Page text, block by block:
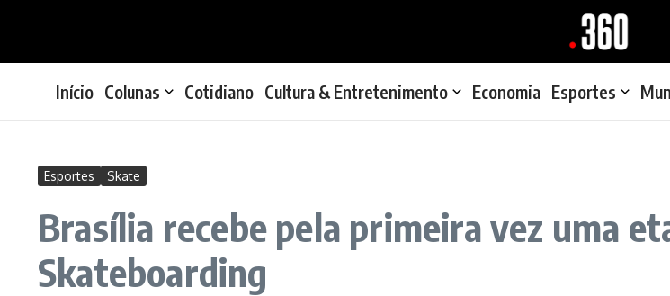
Início Colunas Cotidiano Cultura & Entretenimento Economia Esportes
Esportes Skate
Brasília recebe pela primeira vez uma
Skateboarding